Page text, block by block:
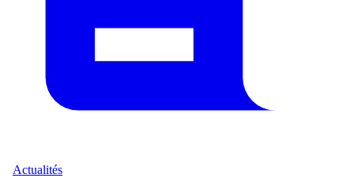
Actualités